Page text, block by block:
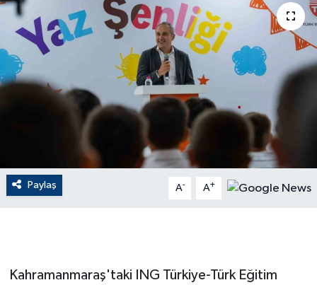
Paylaş A- A+
Kahramanmaraş'taki ING Türkiye-Türk Eğitim
EKONOMİ
Finans
Gayrimenkul
Güvenlik